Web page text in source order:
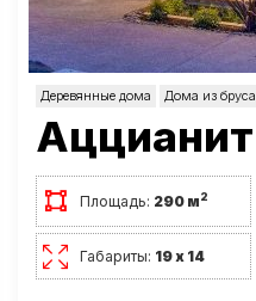
Деревянные дома Дома из бруса
Аццианит
Площадь: 290 м2
Габариты: 19 х 14